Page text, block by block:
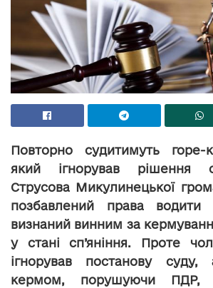
Повторно судитимуть горе-
який ігнорував рішення
Струсова Микулинецької
позбавлений права
визнаний винним за
у стані сп’яніння. Проте
ігнорував постанову
кермом, порушуючи